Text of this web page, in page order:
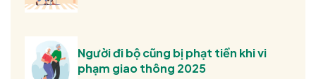
Người đi bộ cũng bị phạt tiền khi vi
phạm giao thông 2025